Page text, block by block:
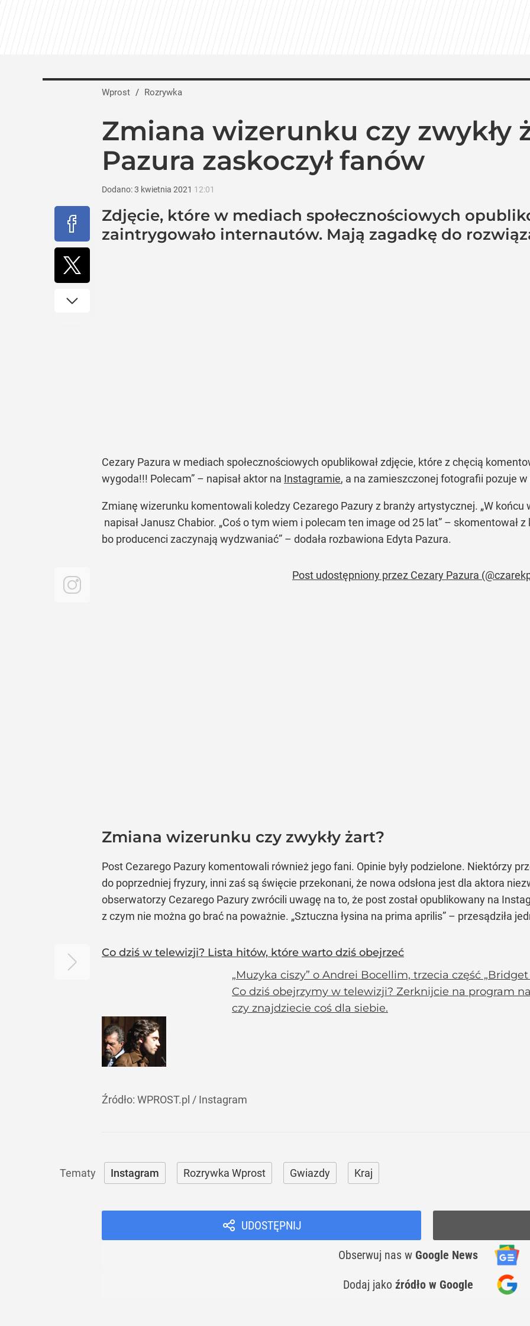
Vistula x LOT: Elegancja w podróży. Premiera wspólnej kolekcji kapsułowej
Nawrocki ma szansę na drugą kadencję? Tak ocenili go Polacy. Sondaż dla „Wprost”
Wprost / Rozrywka
Zmiana wizerunku czy zwykły
Pazura zaskoczył fanów
Dodano:3 kwietnia 2021 12:01
Zdjęcie, które w mediach społecznościowych
zaintrygowało internautów. Mają zagadkę do
Cezary Pazura w mediach społecznościowych opublikował zdjęcie, które z chęcią
wygoda!!! Polecam” – napisał aktor na Instagramie, a na zamieszczonej fotografii pozuje w
Zmianę wizerunku komentowali koledzy Cezarego Pazury z branży artystycznej. „W końcu
napisał Janusz Chabior. „Coś o tym wiem i polecam ten image od 25 lat” – skomentował
bo producenci zaczynają wydzwaniać” – dodała rozbawiona Edyta Pazura.
Post udostępniony przez Cezary Pazura
Zmiana wizerunku czy zwykły żart?
Post Cezarego Pazury komentowali również jego fani. Opinie były podzielone. Niektórzy
do poprzedniej fryzury, inni zaś są święcie przekonani, że nowa odsłona jest dla aktora
obserwatorzy Cezarego Pazury zwrócili uwagę na to, że post został opublikowany na
z czym nie można go brać na poważnie. „Sztuczna łysina na prima aprilis” – przesądziła
Co dziś w telewizji? Lista hitów, które warto dziś obejrzeć
„Muzyka ciszy” o Andrei Bocellim, trzecia część
Co dziś obejrzymy w telewizji? Zerknijcie na program
czy znajdziecie coś dla siebie.
Źródło: WPROST.pl / Instagram
Instagram Rozrywka Wprost Gwiazdy Kraj
UDOSTĘPNIJ
Obserwuj nas w Google News
Dodaj jako źródło w Google